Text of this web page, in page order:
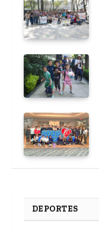
DEPORTES